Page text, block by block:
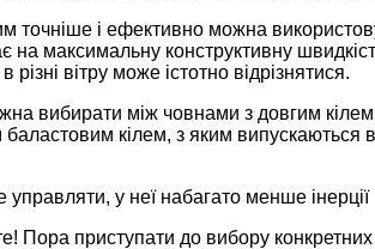
точніше і ефективно можна
максимальну конструктивну
вітру може істотно відрізнятися.
вибирати між човнами з довгим
кілем, з яким випускаються
у неї набагато менше інерції
Пора приступати до вибору конкретних